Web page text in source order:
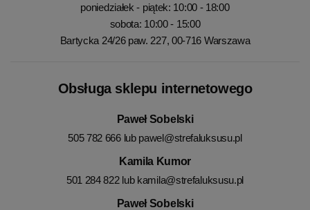
poniedziałek - piątek: 10:00 - 18:00
sobota: 10:00 - 15:00
Bartycka 24/26 paw. 227, 00-716 Warszawa
Obsługa sklepu internetowego
Paweł Sobelski
505 782 666 lub pawel@strefaluksusu.pl
Kamila Kumor
501 284 822 lub kamila@strefaluksusu.pl
Paweł Sobelski